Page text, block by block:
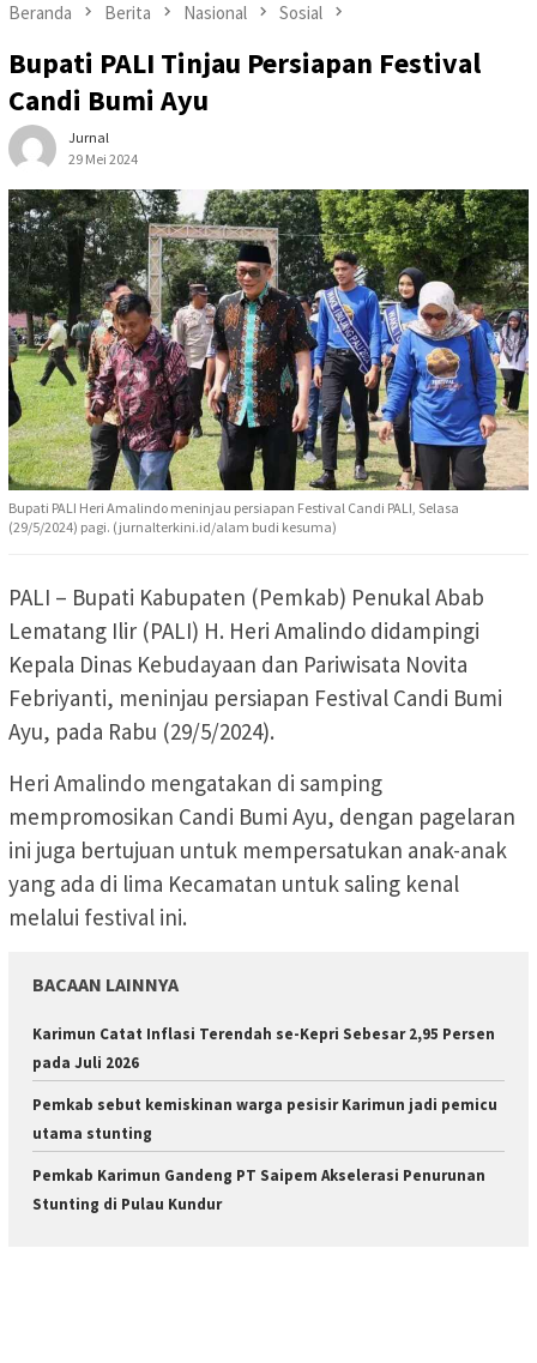
Beranda Berita Nasional Sosial
Bupati PALI Tinjau Persiapan Festival
Candi Bumi Ayu
Jurnal
29 Mei 2024
Bupati PALI Heri Amalindo meninjau persiapan Festival Candi PALI, Selasa
(29/5/2024) pagi. (jurnalterkini.id/alam budi kesuma)
PALI – Bupati Kabupaten (Pemkab) Penukal Abab
Lematang Ilir (PALI) H. Heri Amalindo didampingi
Kepala Dinas Kebudayaan dan Pariwisata Novita
Febriyanti, meninjau persiapan Festival Candi Bumi
Ayu, pada Rabu (29/5/2024).
Heri Amalindo mengatakan di samping
mempromosikan Candi Bumi Ayu, dengan pagelaran
ini juga bertujuan untuk mempersatukan anak-anak
yang ada di lima Kecamatan untuk saling kenal
melalui festival ini.
BACAAN LAINNYA
Karimun Catat Inflasi Terendah se-Kepri Sebesar 2,95 Persen
pada Juli 2026
Pemkab sebut kemiskinan warga pesisir Karimun jadi pemicu
utama stunting
Pemkab Karimun Gandeng PT Saipem Akselerasi Penurunan
Stunting di Pulau Kundur